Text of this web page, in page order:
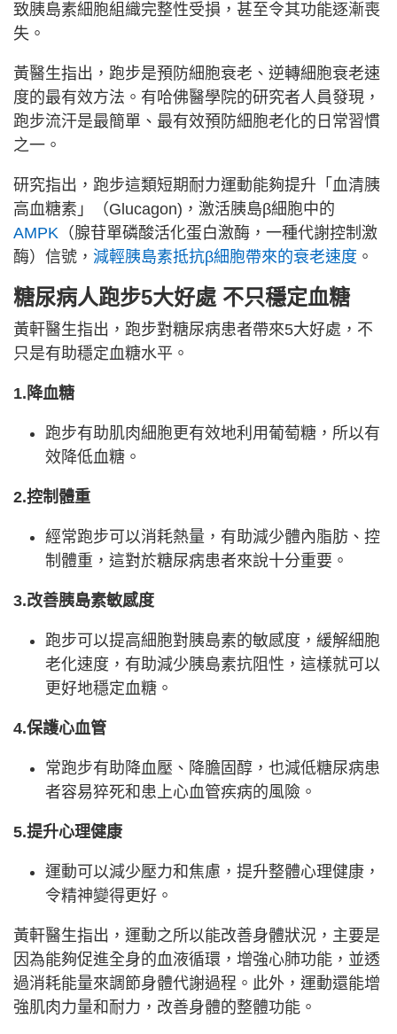
致胰島素細胞組織完整性受損，甚至令其功能逐漸喪
失。
黃醫生指出，跑步是預防細胞衰老、逆轉細胞衰老速
度的最有效方法。有哈佛醫學院的研究者人員發現，
跑步流汗是最簡單、最有效預防細胞老化的日常習慣
之一。
研究指出，跑步這類短期耐力運動能夠提升「血清胰
高血糖素」（Glucagon)，激活胰島β細胞中的
AMPK （腺苷單磷酸活化蛋白激酶，一種代謝控制激
酶）信號， 減輕胰島素抵抗β細胞帶來的衰老速度 。
糖尿病人跑步5大好處 不只穩定血糖
黃軒醫生指出，跑步對糖尿病患者帶來5大好處，不
只是有助穩定血糖水平。
1.降血糖
跑步有助肌肉細胞更有效地利用葡萄糖，所以有
效降低血糖。
2.控制體重
經常跑步可以消耗熱量，有助減少體內脂肪、控
制體重，這對於糖尿病患者來說十分重要。
3.改善胰島素敏感度
跑步可以提高細胞對胰島素的敏感度，緩解細胞
老化速度，有助減少胰島素抗阻性，這樣就可以
更好地穩定血糖。
4.保護心血管
常跑步有助降血壓、降膽固醇，也減低糖尿病患
者容易猝死和患上心血管疾病的風險。
5.提升心理健康
運動可以減少壓力和焦慮，提升整體心理健康，
令精神變得更好。
黃軒醫生指出，運動之所以能改善身體狀況，主要是
因為能夠促進全身的血液循環，增強心肺功能，並透
過消耗能量來調節身體代謝過程。此外，運動還能增
強肌肉力量和耐力，改善身體的整體功能。